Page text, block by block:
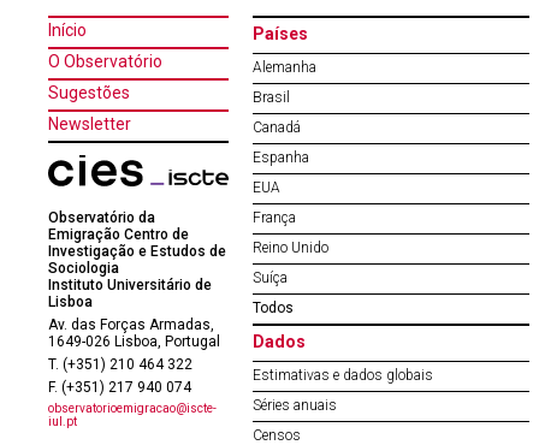
Início
O Observatório
Sugestões
Newsletter
Observatório da
Emigração Centro de
Investigação e Estudos de
Sociologia
Instituto Universitário de
Lisboa
Av. das Forças Armadas,
1649-026 Lisboa, Portugal
T. (+351) 210 464 322
F. (+351) 217 940 074
observatorioemigracao@iscte-
iul.pt
Países
Alemanha
Brasil
Canadá
Espanha
EUA
França
Reino Unido
Suíça
Todos
Dados
Estimativas e dados globais
Séries anuais
Censos